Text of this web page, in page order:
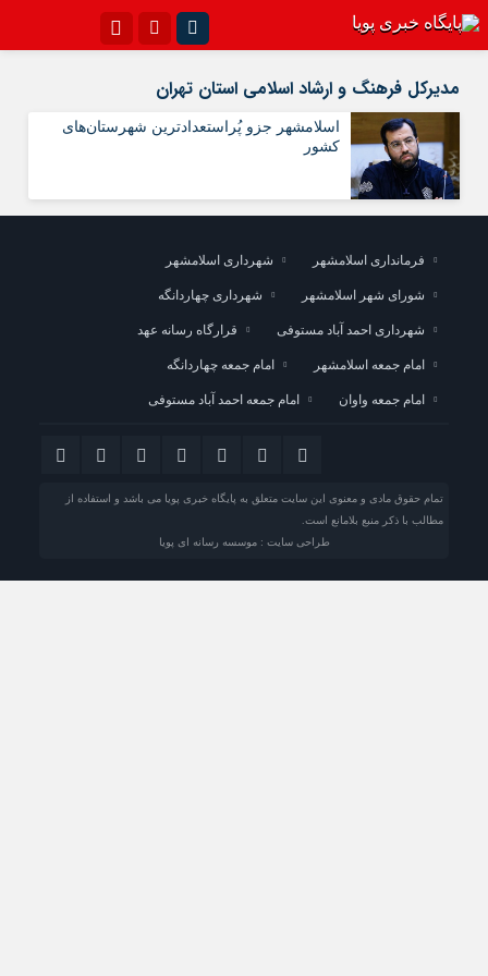
سروش ایتا
آپارات
مدیرکل فرهنگ و ارشاد اسلامی استان تهران
اسلامشهر جزو پُراستعدادترین شهرستان‌های
کشور
فرمانداری اسلامشهر شهرداری اسلامشهر
شورای شهر اسلامشهر شهرداری چهاردانگه
شهرداری احمد آباد مستوفی قرارگاه رسانه عهد
امام جمعه اسلامشهر امام جمعه چهاردانگه
امام جمعه واوان امام جمعه احمد آباد مستوفی
تمام حقوق مادی و معنوی این سایت متعلق به پایگاه خبری پویا می باشد و استفاده از
مطالب با ذکر منبع بلامانع است.
طراحی سایت : موسسه رسانه ای پویا